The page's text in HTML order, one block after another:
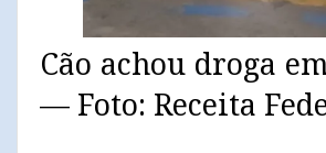
Cão achou droga
— Foto: Receita